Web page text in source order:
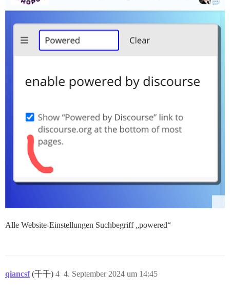
Alle Website-Einstellungen Suchbegriff „powered“
qiancsf (千千) 4. September 2024 um 14:45
4